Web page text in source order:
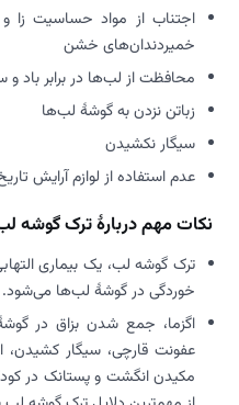
اجتناب از مواد حساسیت‌ زا
خمیردندان‌های خشن
محافظت از لب‌ها در برابر باد
زباتن نزدن به گوشۀ لب‌ها
سیگار نکشیدن
عدم استفاده از لوازم آرایش
نکات مهم دربارۀ ترک گوشه
ترک گوشه لب، یک بیماری
خوردگی در گوشۀ لب‌ها می‌شود.
اگزما، جمع شدن بزاق در
عفونت قارچی‌، سیگار کشیدن،
مکیدن انگشت و پستانک در